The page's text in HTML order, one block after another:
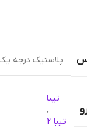
پلاستیک درجه
تیبا
,
تیبا 2